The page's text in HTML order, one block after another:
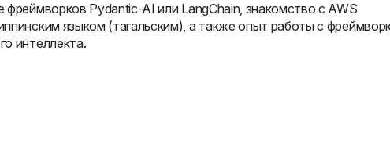
Pydantic-AI или LangChain, знакомство с AWS
языком (тагальским), а также опыт работы с
интеллекта.